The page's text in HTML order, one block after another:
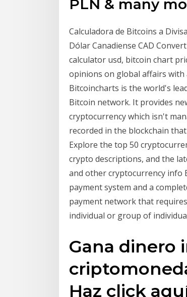
PLN & many
Calculadora de Bitcoins a
Dólar Canadiense CAD
calculator usd, bitcoin chart
opinions on global affairs with
Bitcoincharts is the world's
Bitcoin network. It provides
cryptocurrency which isn't
recorded in the blockchain
Explore the top 50
crypto descriptions, and the
and other cryptocurrency info
payment system and a
payment network that
individual or group of
Gana dinero
Haz click